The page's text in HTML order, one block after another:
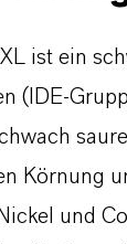
ist ein
(IDE-
Körnung
und